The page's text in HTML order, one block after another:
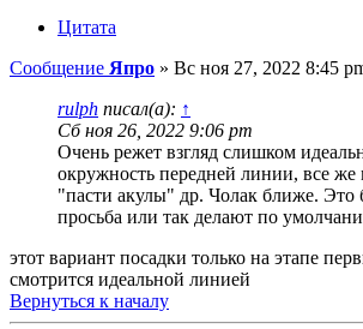
Цитата
Сообщение Япро » Вс ноя 27, 2022 8:45
rulph писал(а): ↑
Сб ноя 26, 2022 9:06 pm
Очень режет взгляд слишком
окружность передней линии, все же
"пасти акулы" др. Чолак ближе. Это
просьба или так делают по
этот вариант посадки только на этапе
смотрится идеальной линией
Вернуться к началу